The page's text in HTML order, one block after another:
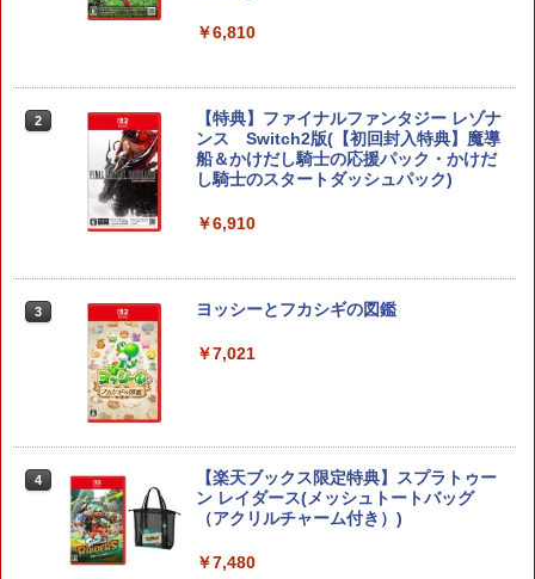
￥6,810
2
【特典】ファイナルファンタジー レゾナ
ンス Switch2版(【初回封入特典】魔導
船＆かけだし騎士の応援パック・かけだ
し騎士のスタートダッシュパック)
￥6,910
3 ヨッシーとフカシギの図鑑
￥7,021
4
【楽天ブックス限定特典】スプラトゥー
ン レイダース(メッシュトートバッグ
（アクリルチャーム付き）)
￥7,480